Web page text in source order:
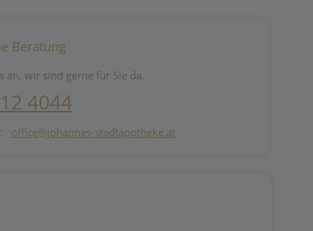
Beratung
an, wir sind gerne für Sie da.
4044
office@johannes-stadtapotheke.at